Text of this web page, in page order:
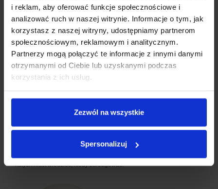
i reklam, aby oferować funkcje społecznościowe i
analizować ruch w naszej witrynie. Informacje o tym, jak
korzystasz z naszej witryny, udostępniamy partnerom
społecznościowym, reklamowym i analitycznym.
Partnerzy mogą połączyć te informacje z innymi danymi
otrzymanymi od Ciebie lub uzyskanymi podczas
korzystania z ich usług.
Zezwól na wszystkie
Spersonalizuj
TECHNOLOGIA Z MIŁOŚCI
Elektroniczna niania Xblitz Kinder dostarczy Ci podgląd wideo, dźwięk i
natychmiast wiedzieć, kiedy zareagować.